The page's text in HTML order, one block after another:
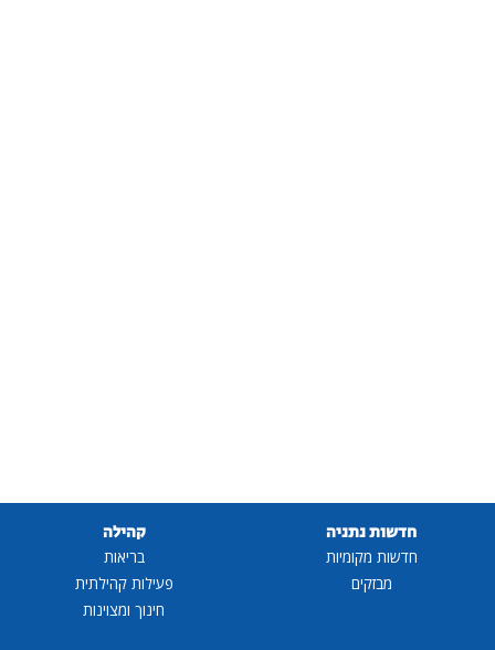
חדשות נתניה
חדשות מקומיות
פעילות קהילתית
חינוך ומצוינות